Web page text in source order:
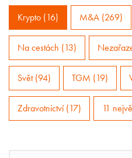
Krypto (16) M&A (269)
Na cestách (13)
Svět (94) TGM (19)
Zdravotnictví (17) 11